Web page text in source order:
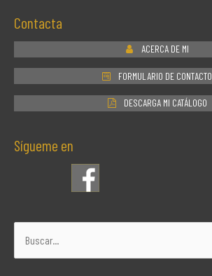
Contacta
ACERCA DE MI
FORMULARIO DE CONTACTO
DESCARGA MI CATÁLOGO
Sígueme en
Buscar
por: